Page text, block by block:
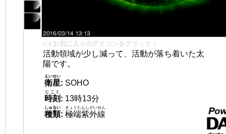
👈 お気に入りのアイコンをクリック！
活動領域が少し減って、活動が落ち着いた太
陽です。
衛星
えいせい
: SOHO
時刻
じこく
: 13時13分
種類
しゅるい
: 極端紫外線
きょくたんしがいせん